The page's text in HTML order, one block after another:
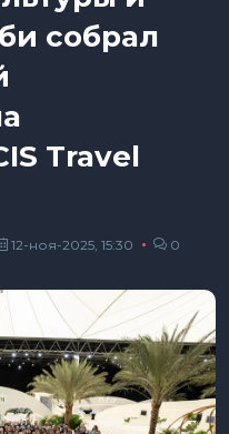
собрал
Travel
12-ноя-2025, 15:30 0